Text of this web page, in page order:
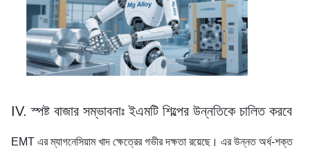
IV. স্পষ্ট বাজার সম্ভাবনাঃ ইএমটি শিল্পের উন্নতিকে চালিত করবে
EMT এর ম্যাগনেসিয়াম খাদ ক্ষেত্রের গভীর দক্ষতা রয়েছে। এর উন্নত অর্ধ-শক্ত